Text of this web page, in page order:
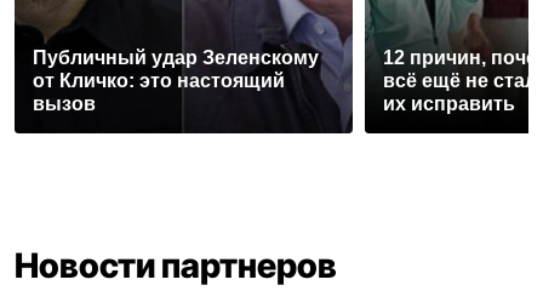
Публичный удар Зеленскому
от Кличко: это настоящий
вызов
12 причин,
всё ещё не
их исправить
Новости партнеров